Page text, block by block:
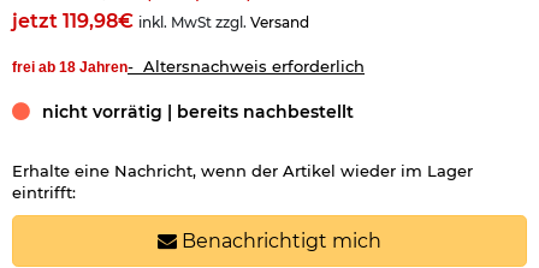
jetzt 119,98€ inkl. MwSt zzgl. Versand
frei ab 18 Jahren- Altersnachweis erforderlich
nicht vorrätig | bereits nachbestellt
Erhalte eine Nachricht, wenn der Artikel wieder im Lager
eintrifft:
Benachrichtigt mich